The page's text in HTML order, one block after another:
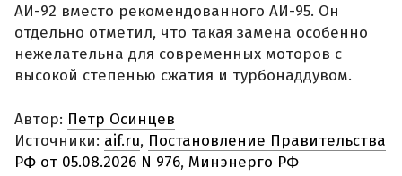
АИ-92 вместо рекомендованного АИ-95. Он
отдельно отметил, что такая замена особенно
нежелательна для современных моторов с
высокой степенью сжатия и турбонаддувом.
Автор: Петр Осинцев
Источники: aif.ru, Постановление Правительства
РФ от 05.08.2026 N 976, Минэнерго РФ